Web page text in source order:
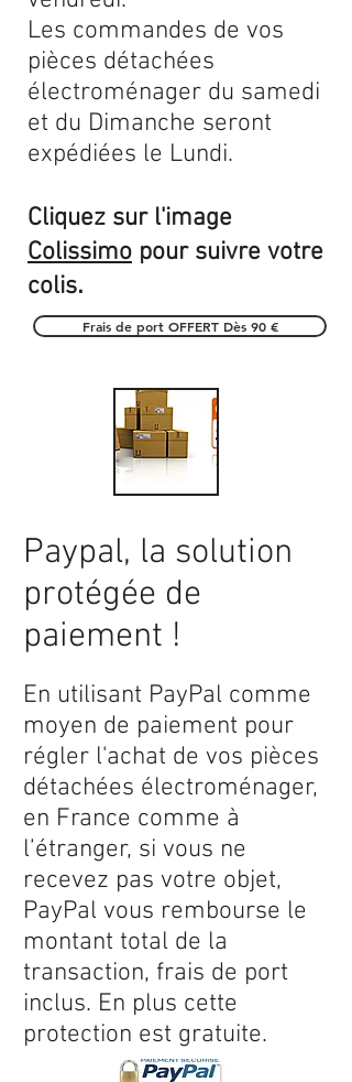
Les commandes de vos
pièces détachées
électroménager du samedi
et du Dimanche seront
expédiées le Lundi.
Cliquez sur l'image
Colissimo pour suivre votre
colis.
Frais de port OFFERT Dès 90 €
Paypal, la solution
protégée de
paiement !
En utilisant PayPal comme
moyen de paiement pour
régler l'achat de vos pièces
détachées électroménager,
en France comme à
l’étranger, si vous ne
recevez pas votre objet,
PayPal vous rembourse le
montant total de la
transaction, frais de port
inclus. En plus cette
protection est gratuite.